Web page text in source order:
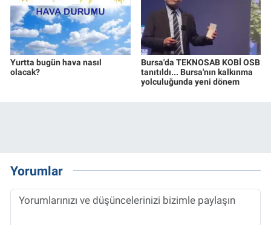
Yurtta bugün hava nasıl
olacak?
Bursa'da TEKNOSAB KOBİ OSB
tanıtıldı... Bursa'nın kalkınma
yolculuğunda yeni dönem
Yorumlar